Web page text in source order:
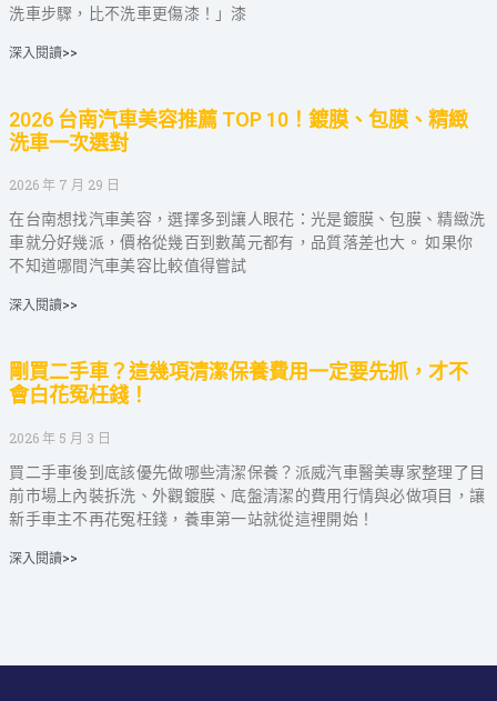
洗車步驟，比不洗車更傷漆！」漆
深入閱讀>>
2026 台南汽車美容推薦 TOP 10！鍍膜、包膜、精緻
洗車一次選對
2026 年 7 月 29 日
在台南想找汽車美容，選擇多到讓人眼花：光是鍍膜、包膜、精緻洗
車就分好幾派，價格從幾百到數萬元都有，品質落差也大。 如果你
不知道哪間汽車美容比較值得嘗試
深入閱讀>>
剛買二手車？這幾項清潔保養費用一定要先抓，才不
會白花冤枉錢！
2026 年 5 月 3 日
買二手車後到底該優先做哪些清潔保養？派威汽車醫美專家整理了目
前市場上內裝拆洗、外觀鍍膜、底盤清潔的費用行情與必做項目，讓
新手車主不再花冤枉錢，養車第一站就從這裡開始！
深入閱讀>>